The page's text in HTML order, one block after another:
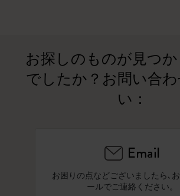
お探しのものが見つ
でしたか？お問い合
い：
Email
お困りの点などございましたら､
ールでご連絡ください。